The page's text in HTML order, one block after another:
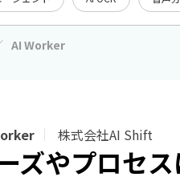
AI Worker
株式会社AI Shift
ズやプロセ